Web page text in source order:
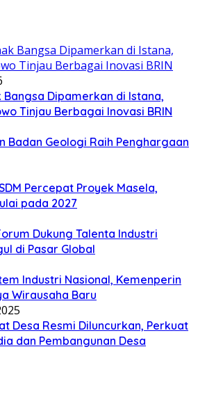
Bangsa Dipamerkan di Istana,
Tinjau Berbagai Inovasi BRIN
Badan Geologi Raih Penghargaan
Percepat Proyek Masela,
pada 2027
Dukung Talenta Industri
di Pasar Global
Industri Nasional, Kemenperin
Wirausaha Baru
Desa Resmi Diluncurkan, Perkuat
dan Pembangunan Desa